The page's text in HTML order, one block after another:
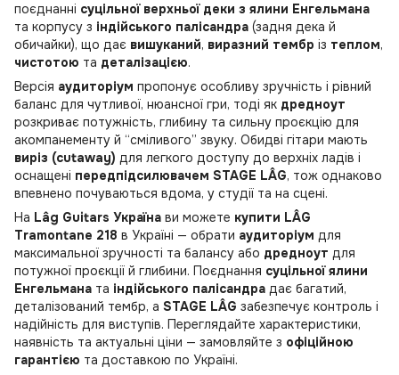
поєднанні суцільної верхньої деки з ялини Енгельмана
та корпусу з індійського палісандра (задня дека й
обичайки), що дає вишуканий, виразний тембр із теплом,
чистотою та деталізацією.
Версія аудиторіум пропонує особливу зручність і рівний
баланс для чутливої, нюансної гри, тоді як дредноут
розкриває потужність, глибину та сильну проєкцію для
акомпанементу й “сміливого” звуку. Обидві гітари мають
виріз (cutaway) для легкого доступу до верхніх ладів і
оснащені передпідсилювачем STAGE LÂG, тож однаково
впевнено почуваються вдома, у студії та на сцені.
На Lâg Guitars Україна ви можете купити LÂG
Tramontane 218 в Україні — обрати аудиторіум для
максимальної зручності та балансу або дредноут для
потужної проєкції й глибини. Поєднання суцільної ялини
Енгельмана та індійського палісандра дає багатий,
деталізований тембр, а STAGE LÂG забезпечує контроль і
надійність для виступів. Переглядайте характеристики,
наявність та актуальні ціни — замовляйте з офіційною
гарантією та доставкою по Україні.